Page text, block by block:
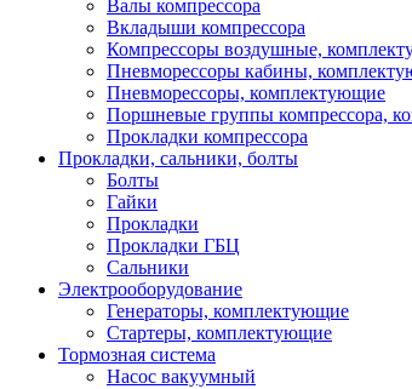
Валы компрессора
Вкладыши компрессора
Компрессоры воздушные,
Пневморессоры кабины,
Пневморессоры, комплектующие
Поршневые группы компрессора,
Прокладки компрессора
Прокладки, сальники, болты
Болты
Гайки
Прокладки
Прокладки ГБЦ
Сальники
Электрооборудование
Генераторы, комплектующие
Стартеры, комплектующие
Тормозная система
Насос вакуумный